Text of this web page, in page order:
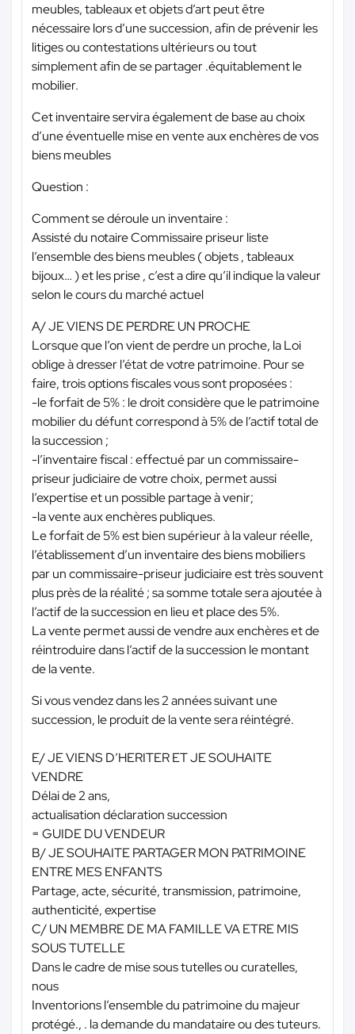
meubles, tableaux et objets d’art peut être
nécessaire lors d’une succession, afin de prévenir les
litiges ou contestations ultérieurs ou tout
simplement afin de se partager .équitablement le
mobilier.
Cet inventaire servira également de base au choix
d’une éventuelle mise en vente aux enchères de vos
biens meubles
Question :
Comment se déroule un inventaire :
Assisté du notaire Commissaire priseur liste
l’ensemble des biens meubles ( objets , tableaux
bijoux… ) et les prise , c’est a dire qu’il indique la valeur
selon le cours du marché actuel
A/ JE VIENS DE PERDRE UN PROCHE
Lorsque que l’on vient de perdre un proche, la Loi
oblige à dresser l’état de votre patrimoine. Pour se
faire, trois options fiscales vous sont proposées :
-le forfait de 5% : le droit considère que le patrimoine
mobilier du défunt correspond à 5% de l’actif total de
la succession ;
-l’inventaire fiscal : effectué par un commissaire-
priseur judiciaire de votre choix, permet aussi
l’expertise et un possible partage à venir;
-la vente aux enchères publiques.
Le forfait de 5% est bien supérieur à la valeur réelle,
l’établissement d’un inventaire des biens mobiliers
par un commissaire-priseur judiciaire est très souvent
plus près de la réalité ; sa somme totale sera ajoutée à
l’actif de la succession en lieu et place des 5%.
La vente permet aussi de vendre aux enchères et de
réintroduire dans l’actif de la succession le montant
de la vente.
Si vous vendez dans les 2 années suivant une
succession, le produit de la vente sera réintégré.
E/ JE VIENS D’HERITER ET JE SOUHAITE
VENDRE
Délai de 2 ans,
actualisation déclaration succession
= GUIDE DU VENDEUR
B/ JE SOUHAITE PARTAGER MON PATRIMOINE
ENTRE MES ENFANTS
Partage, acte, sécurité, transmission, patrimoine,
authenticité, expertise
C/ UN MEMBRE DE MA FAMILLE VA ETRE MIS
SOUS TUTELLE
Dans le cadre de mise sous tutelles ou curatelles,
nous
Inventorions l’ensemble du patrimoine du majeur
protégé., . la demande du mandataire ou des tuteurs.